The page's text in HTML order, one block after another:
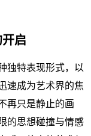
启
独特表现形式，以
速成为艺术界的焦
再只是静止的画
的思想碰撞与情感